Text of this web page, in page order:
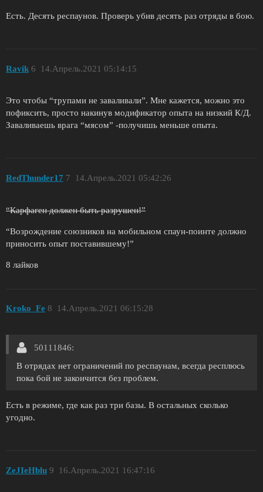
Есть. Десять респаунов. Проверь убив десять раз отряды в бою.
Ravik 14.Апрель.2021 05:14:15
6
Это чтобы “трупами не заваливали”. Мне кажется, можно это
пофиксить, просто накинув модификатор опыта на низкий К/Д.
Заваливаешь врага “мясом” -получишь меньше опыта.
RedThunder17 14.Апрель.2021 05:42:26
7
“Карфаген должен быть разрушен!”
“Возрождение союзников на мобильном спаун-поинте должно
приносить опыт поставившему!”
8 лайков
Kroko_Fe 14.Апрель.2021 06:15:28
8
50111846:
В отрядах нет ограничений по респаунам, всегда респлюсь
пока бой не закончится без проблем.
Есть в режиме, где как раз три базы. В остальных сколько
угодно.
ZeJIeHblu 16.Апрель.2021 16:47:16
9